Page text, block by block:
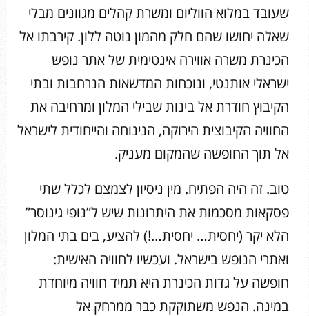
שעובד במלוא הווליום ומשרת קהלים מגוונים מבלי
שאלה יחושו שהם חלק מהמון נוטה ללון. קירבתו אל
הכינרת משרה אווירה אינטימית של אתר נופש
ישראלי אותנטי, ונוכחות המדשאות הנרחבות ובתי
הקיבוץ חודרת אל בינות שבילי המלון ומרחיבה את
החוויה הקיבוצית הירוקה, הנינוחה והייחודית לישראל
אל תוך החופשה שהמקום מעניק.
טוב. זה היה הפתיח. מין ניסיון לצמצם לכלל שתי
פסקאות מסכמות את היתרונות שיש ל”נופי גינוסר”
הלא יקר (יחסית… יחסית…!) להציע, בים בתי המלון
ואתרי הנופש בישראל. ועכשיו לחוויה האישית:
חופשה על גדות הכינרת היא תמיד חוויה מיוחדת
במינה. הנפש משתוקקת כבר ממרחק אל